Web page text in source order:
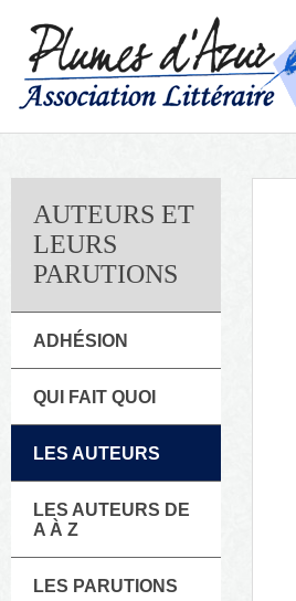
AUTEURS ET
LEURS
PARUTIONS
ADHÉSION
QUI FAIT QUOI
LES AUTEURS
LES AUTEURS DE
A À Z
LES PARUTIONS